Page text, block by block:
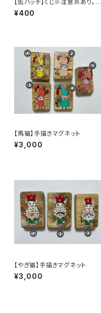
【缶バッチ】くじ※注意点あり。説
明をご確認ください
¥400
【馬猫】手描きマグネット
¥3,000
【やぎ猫】手描きマグネット
¥3,000